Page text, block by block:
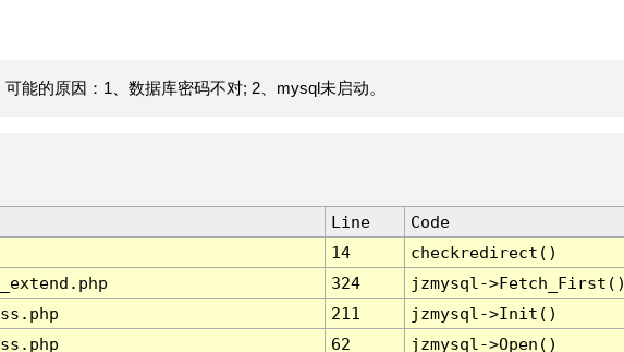
能的原因：1、数据库密码不对; 2、mysql未启动。
Line
Code
14
checkredirect()
324
jzmysql-
211
jzmysql->Init()
62
jzmysql->Open()